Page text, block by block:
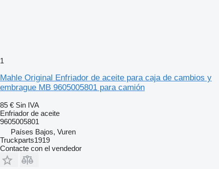
1
Mahle Original Enfriador de aceite para caja de cambios y
embrague MB 9605005801 para camión
85 € Sin IVA
Enfriador de aceite
9605005801
Países Bajos, Vuren
Truckparts1919
Contacte con el vendedor